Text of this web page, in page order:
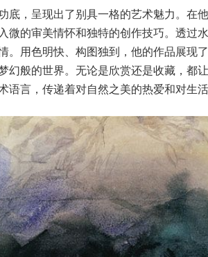
底，呈现出了别具一格的艺术魅力。在
的审美情怀和独特的创作技巧。透过
。用色明快、构图独到，他的作品展现
般的世界。无论是欣赏还是收藏，都
言，传递着对自然之美的热爱和对生活